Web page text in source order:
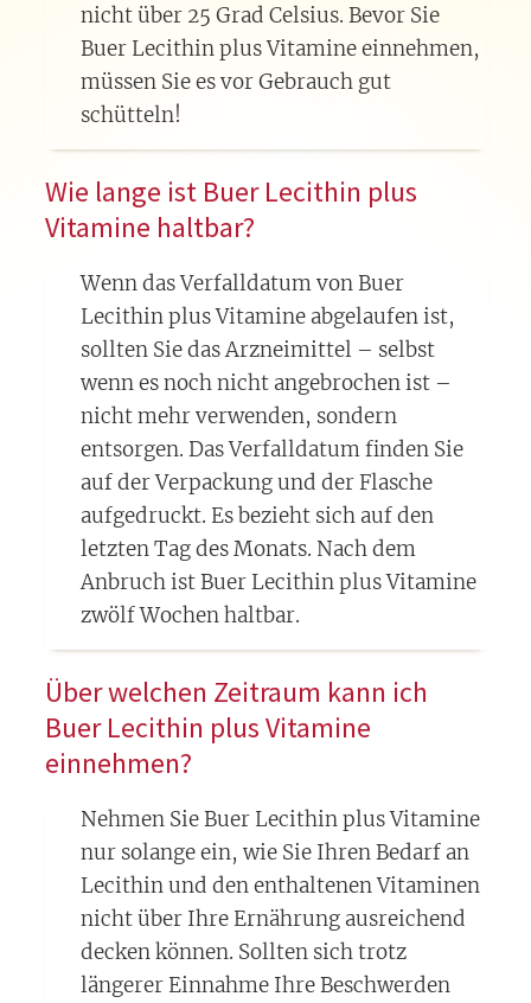
nicht über 25 Grad Celsius. Bevor Sie
Buer Lecithin plus Vitamine einnehmen,
müssen Sie es vor Gebrauch gut
schütteln!
Wie lange ist Buer Lecithin plus
Vitamine haltbar?
Wenn das Verfalldatum von Buer
Lecithin plus Vitamine abgelaufen ist,
sollten Sie das Arzneimittel – selbst
wenn es noch nicht angebrochen ist –
nicht mehr verwenden, sondern
entsorgen. Das Verfalldatum finden Sie
auf der Verpackung und der Flasche
aufgedruckt. Es bezieht sich auf den
letzten Tag des Monats. Nach dem
Anbruch ist Buer Lecithin plus Vitamine
zwölf Wochen haltbar.
Über welchen Zeitraum kann ich
Buer Lecithin plus Vitamine
einnehmen?
Nehmen Sie Buer Lecithin plus Vitamine
nur solange ein, wie Sie Ihren Bedarf an
Lecithin und den enthaltenen Vitaminen
nicht über Ihre Ernährung ausreichend
decken können. Sollten sich trotz
längerer Einnahme Ihre Beschwerden